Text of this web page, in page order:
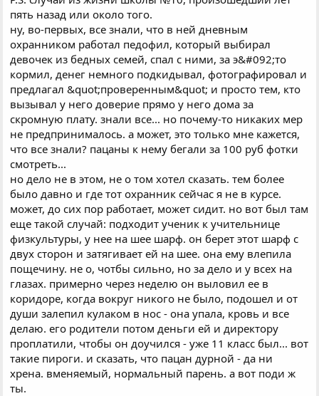
пять назад или около того.
ну, во-первых, все знали, что в ней дневным
охранником работал педофил, который выбирал
девочек из бедных семей, спал с ними, за э&#092;то
кормил, денег немного подкидывал, фотографировал и
предлагал &quot;проверенным&quot; и просто тем, кто
вызывал у него доверие прямо у него дома за
скромную плату. знали все... но почему-то никаких мер
не предпринималось. а может, это только мне кажется,
что все знали? пацаны к нему бегали за 100 руб фотки
смотреть...
но дело не в этом, не о том хотел сказать. тем более
было давно и где тот охранник сейчас я не в курсе.
может, до сих пор работает, может сидит. но вот был там
еще такой случай: подходит ученик к учительнице
физкультуры, у нее на шее шарф. он берет этот шарф с
двух сторон и затягивает ей на шее. она ему влепила
пощечину. не о, чотбы сильно, но за дело и у всех на
глазах. примерно через неделю он выловил ее в
коридоре, когда вокруг никого не было, подошел и от
души залепил кулаком в нос - она упала, кровь и все
делаю. его родители потом деньги ей и директору
проплатили, чтобы он доучился - уже 11 класс был... вот
такие пироги. и сказать, что пацан дурной - да ни
хрена. вменяемый, нормальный парень. а вот поди ж
ты.